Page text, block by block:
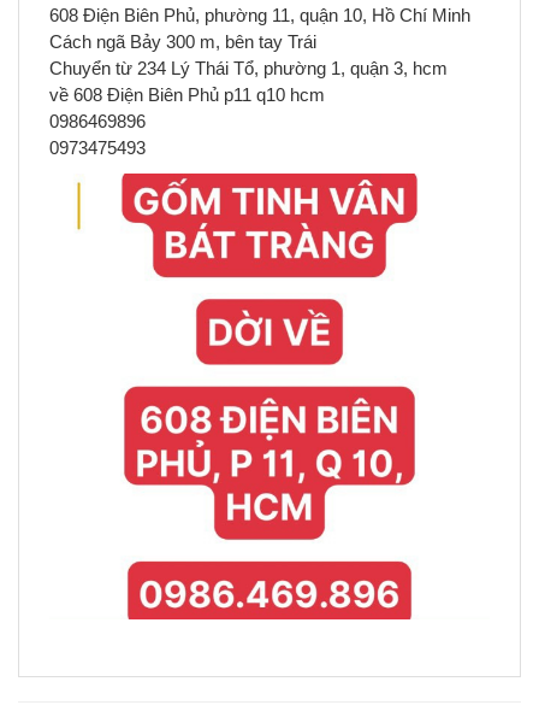
608 Điện Biên Phủ, phường 11, quận 10, Hồ Chí Minh
Cách ngã Bảy 300 m, bên tay Trái
Chuyển từ 234 Lý Thái Tổ, phường 1, quận 3, hcm
về 608 Điện Biên Phủ p11 q10 hcm
0986469896
0973475493